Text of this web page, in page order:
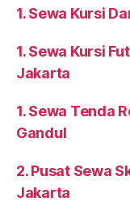
1. Sewa Kursi
1. Sewa Kursi
Jakarta
1. Sewa Tenda
Gandul
2. Pusat Sewa
Jakarta